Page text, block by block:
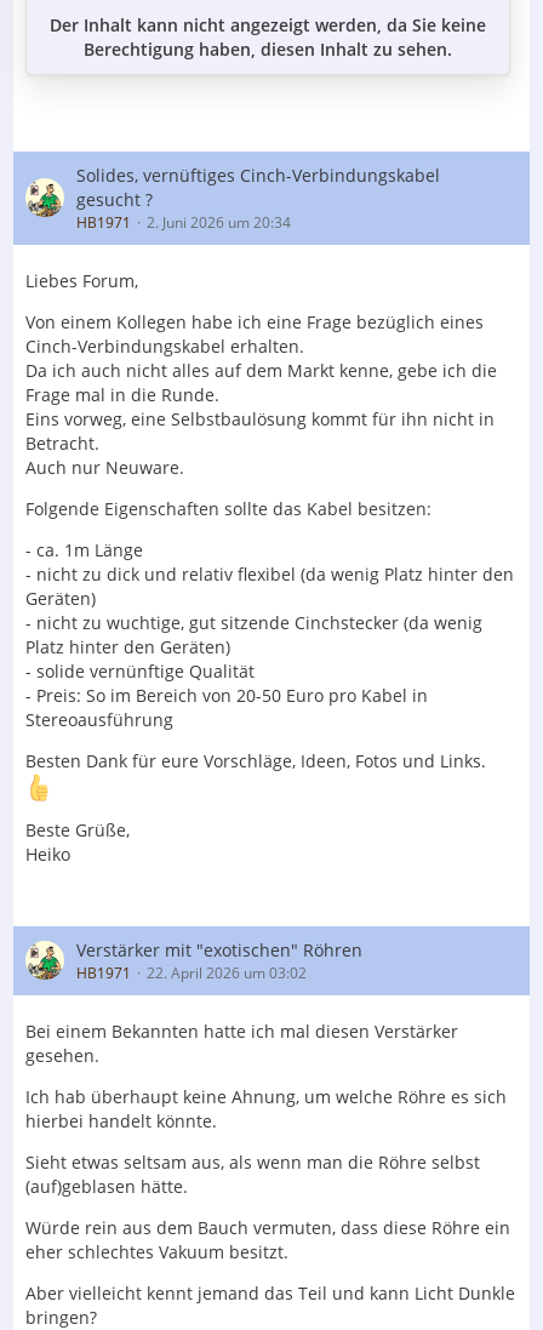
Der Inhalt kann nicht angezeigt werden, da Sie keine
Berechtigung haben, diesen Inhalt zu sehen.
Solides, vernüftiges Cinch-Verbindungskabel
gesucht ?
HB1971 2. Juni 2026 um 20:34
Liebes Forum,
Von einem Kollegen habe ich eine Frage bezüglich eines
Cinch-Verbindungskabel erhalten.
Da ich auch nicht alles auf dem Markt kenne, gebe ich die
Frage mal in die Runde.
Eins vorweg, eine Selbstbaulösung kommt für ihn nicht in
Betracht.
Auch nur Neuware.
Folgende Eigenschaften sollte das Kabel besitzen:
- ca. 1m Länge
- nicht zu dick und relativ flexibel (da wenig Platz hinter den
Geräten)
- nicht zu wuchtige, gut sitzende Cinchstecker (da wenig
Platz hinter den Geräten)
- solide vernünftige Qualität
- Preis: So im Bereich von 20-50 Euro pro Kabel in
Stereoausführung
Besten Dank für eure Vorschläge, Ideen, Fotos und Links.
Beste Grüße,
Heiko
Verstärker mit "exotischen" Röhren
HB1971 22. April 2026 um 03:02
Bei einem Bekannten hatte ich mal diesen Verstärker
gesehen.
Ich hab überhaupt keine Ahnung, um welche Röhre es sich
hierbei handelt könnte.
Sieht etwas seltsam aus, als wenn man die Röhre selbst
(auf)geblasen hätte.
Würde rein aus dem Bauch vermuten, dass diese Röhre ein
eher schlechtes Vakuum besitzt.
Aber vielleicht kennt jemand das Teil und kann Licht Dunkle
bringen?